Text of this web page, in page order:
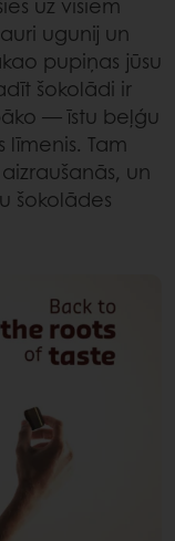
ugunij un
pupiņas jūsu
šokolādi ir
— īstu beļģu
Tam
un
šokolādes